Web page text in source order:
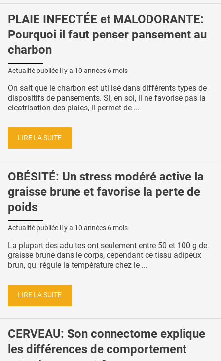
PLAIE INFECTÉE et MALODORANTE:
Pourquoi il faut penser pansement au
charbon
Actualité publiée il y a 10 années 6 mois
On sait que le charbon est utilisé dans différents types de
dispositifs de pansements. Si, en soi, il ne favorise pas la
cicatrisation des plaies, il permet de ...
LIRE LA SUITE
OBÉSITÉ: Un stress modéré active la
graisse brune et favorise la perte de
poids
Actualité publiée il y a 10 années 6 mois
La plupart des adultes ont seulement entre 50 et 100 g de
graisse brune dans le corps, cependant ce tissu adipeux
brun, qui régule la température chez le ...
LIRE LA SUITE
CERVEAU: Son connectome explique
les différences de comportement